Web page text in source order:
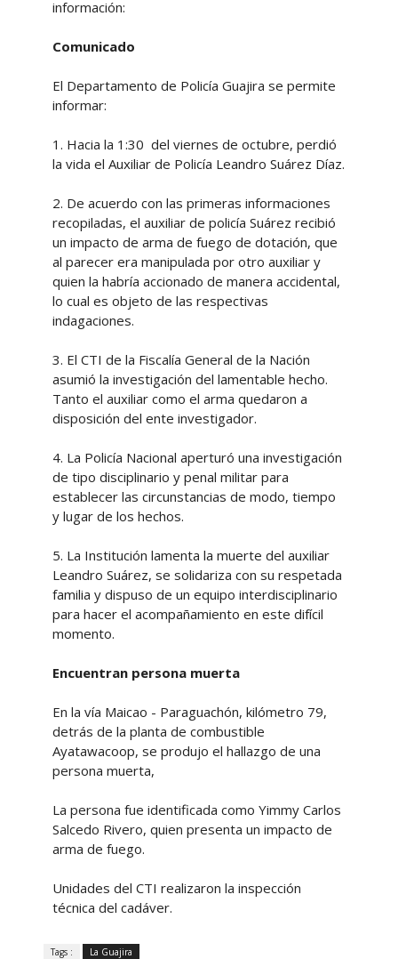
información:
Comunicado
El Departamento de Policía Guajira se permite
informar:
1. Hacia la 1:30 del viernes de octubre, perdió
la vida el Auxiliar de Policía Leandro Suárez Díaz.
2. De acuerdo con las primeras informaciones
recopiladas, el auxiliar de policía Suárez recibió
un impacto de arma de fuego de dotación, que
al parecer era manipulada por otro auxiliar y
quien la habría accionado de manera accidental,
lo cual es objeto de las respectivas
indagaciones.
3. El CTI de la Fiscalía General de la Nación
asumió la investigación del lamentable hecho.
Tanto el auxiliar como el arma quedaron a
disposición del ente investigador.
4. La Policía Nacional aperturó una investigación
de tipo disciplinario y penal militar para
establecer las circunstancias de modo, tiempo
y lugar de los hechos.
5. La Institución lamenta la muerte del auxiliar
Leandro Suárez, se solidariza con su respetada
familia y dispuso de un equipo interdisciplinario
para hacer el acompañamiento en este difícil
momento.
Encuentran persona muerta
En la vía Maicao - Paraguachón, kilómetro 79,
detrás de la planta de combustible
Ayatawacoop, se produjo el hallazgo de una
persona muerta,
La persona fue identificada como Yimmy Carlos
Salcedo Rivero, quien presenta un impacto de
arma de fuego.
Unidades del CTI realizaron la inspección
técnica del cadáver.
Tags : La Guajira